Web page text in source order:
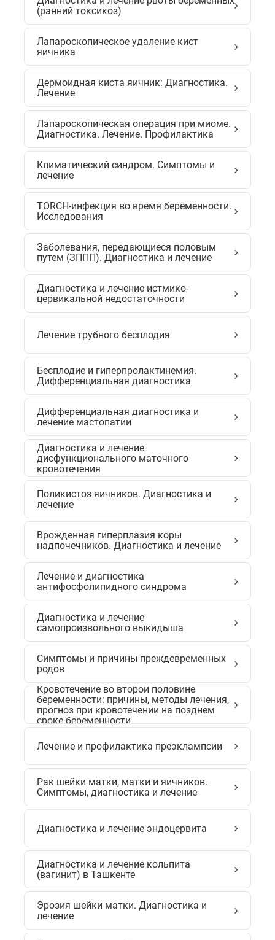
(ранний токсикоз)
Лапароскопическое удаление кист
яичника
Дермоидная киста яичник: Диагностика.
Лечение
Лапароскопическая операция при миоме.
Диагностика. Лечение. Профилактика
Климатический синдром. Симптомы и
лечение
TORCH-инфекция во время беременности.
Исследования
Заболевания, передающиеся половым
путем (ЗППП). Диагностика и лечение
Диагностика и лечение истмико-
цервикальной недостаточности
Лечение трубного бесплодия
Бесплодие и гиперпролактинемия.
Дифференциальная диагностика
Дифференциальная диагностика и
лечение мастопатии
Диагностика и лечение
дисфункционального маточного
кровотечения
Поликистоз яичников. Диагностика и
лечение
Врожденная гиперплазия коры
надпочечников. Диагностика и лечение
Лечение и диагностика
антифосфолипидного синдрома
Диагностика и лечение
самопроизвольного выкидыша
Симптомы и причины преждевременных
родов
Кровотечение во второй половине
беременности: причины, методы лечения,
прогноз при кровотечении на позднем
сроке беременности
Лечение и профилактика преэклампсии
Рак шейки матки, матки и яичников.
Симптомы, диагностика и лечение
Диагностика и лечение эндоцервита
Диагностика и лечение кольпита
(вагинит) в Ташкенте
Эрозия шейки матки. Диагностика и
лечение